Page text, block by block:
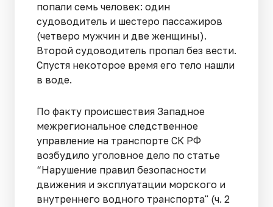
попали семь человек: один
судоводитель и шестеро пассажиров
(четверо мужчин и две женщины).
Второй судоводитель пропал без вести.
Спустя некоторое время его тело нашли
в воде.
По факту происшествия Западное
межрегиональное следственное
управление на транспорте СК РФ
возбудило уголовное дело по статье
“Нарушение правил безопасности
движения и эксплуатации морского и
внутреннего водного транспорта" (ч. 2